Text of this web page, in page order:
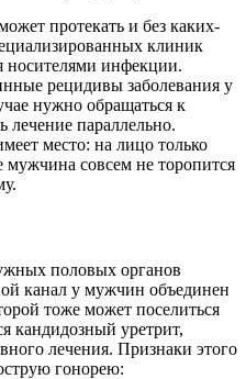
протекать и без каких-
клиник
носителями инфекции.
рецидивы заболевания у
нужно обращаться к
лечение параллельно.
место: на лицо только
мужчина совсем не торопится
половых органов
канал у мужчин объединен
тоже может поселиться
кандидозный уретрит,
лечения. Признаки этого
гонорею: